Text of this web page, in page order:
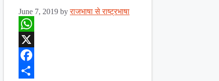
June 7, 2019 byराजभाषा से राष्ट्रभाषा
WhatsApp
X
Facebook